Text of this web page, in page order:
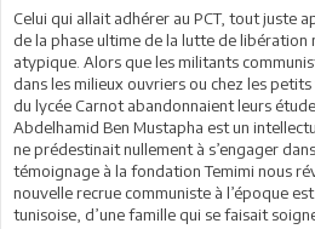
Celui qui allait adhérer au PCT, tout juste
de la phase ultime de la lutte de libération
atypique. Alors que les militants
dans les milieux ouvriers ou chez les
du lycée Carnot abandonnaient leurs
Abdelhamid Ben Mustapha est un
ne prédestinait nullement à s’engager
témoignage à la fondation Temimi nous
nouvelle recrue communiste à l’époque
tunisoise, d’une famille qui se faisait